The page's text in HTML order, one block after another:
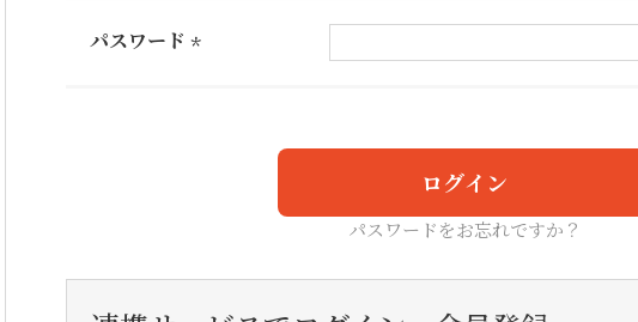
パスワード
ログイン
パスワードをお忘れですか？